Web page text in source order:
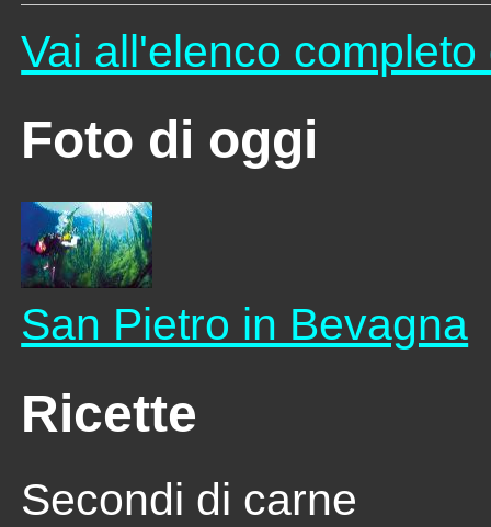
Vai all'elenco
Foto di oggi
San Pietro in Bevagna
Ricette
Secondi di carne